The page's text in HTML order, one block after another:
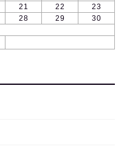
21 22
23
28 29
30